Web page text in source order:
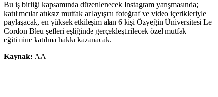
Bu iş birliği kapsamında düzenlenecek Instagram yarışmasında;
katılımcılar atıksız mutfak anlayışını fotoğraf ve video içerikleriyle
paylaşacak, en yüksek etkileşim alan 6 kişi Özyeğin Üniversitesi Le
Cordon Bleu şefleri eşliğinde gerçekleştirilecek özel mutfak
eğitimine katılma hakkı kazanacak.
Kaynak: AA